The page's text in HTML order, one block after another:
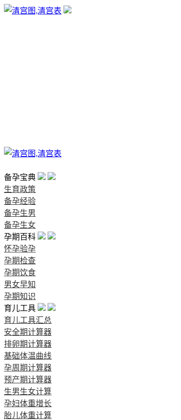
备孕宝典
生育政策
备孕经验
备孕生男
备孕生女
孕期百科
怀孕验孕
孕期检查
孕期饮食
男女早知
孕期知识
育儿工具
育儿工具汇总
安全期计算器
排卵期计算器
基础体温曲线
孕周期计算器
预产期计算器
生男生女计算
孕妇体重增长
胎儿体重计算